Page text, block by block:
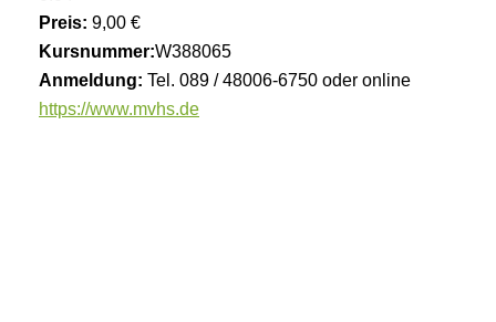
Preis: 9,00 €
Kursnummer:W388065
Anmeldung: Tel. 089 / 48006-6750 oder online
https://www.mvhs.de